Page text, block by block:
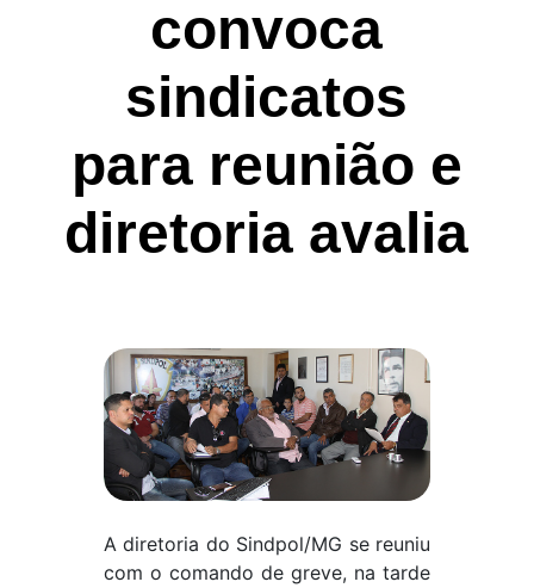
convoca
sindicatos
para reunião e
diretoria avalia
A diretoria do Sindpol/MG se reuniu
com o comando de greve, na tarde